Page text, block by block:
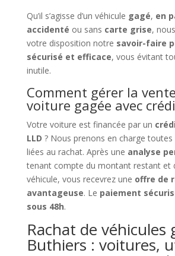
Qu’il s’agisse d’un véhicule gagé, en
accidenté ou sans carte grise,
votre disposition notre savoir-faire
sécurisé et efficace, vous évitant
inutile.
Comment gérer la
voiture gagée avec
Votre voiture est financée par un
LLD ? Nous prenons en charge
liées au rachat. Après une analyse
tenant compte du montant restant et
véhicule, vous recevrez une offre de
avantageuse. Le paiement
sous 48h.
Rachat de véhicules
Buthiers : voitures,